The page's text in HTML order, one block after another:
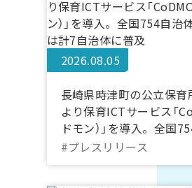
2026.08.05
長崎県時津町の公立保育
より保育ICTサービス「
ドモン）」を導入。全国
長崎県内では計7自治体に
#プレスリリース